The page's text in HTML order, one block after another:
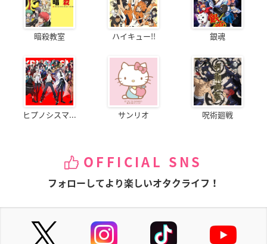
暗殺教室 ハイキュー!! 銀魂
ヒプノシスマ... サンリオ 呪術廻戦
OFFICIAL SNS
フォローしてより楽しいオタクライフ！